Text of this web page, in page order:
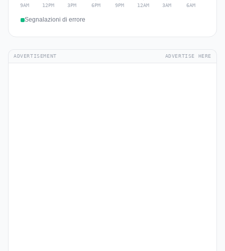
Segnalazioni di errore
ADVERTISEMENT ADVERTISE HERE